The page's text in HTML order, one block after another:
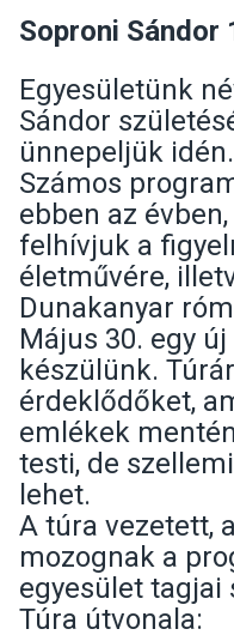
Soproni Sándor
Egyesületünk
Sándor
ünnepeljük idén.
Számos
ebben az
felhívjuk a
életművére,
Dunakanyar
Május 30. egy
készülünk.
érdeklődőket,
emlékek
testi, de
lehet.
A túra vezetett,
mozognak a
egyesület tagjai
Túra útvonala: